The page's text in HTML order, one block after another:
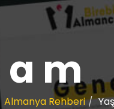
Almanya Rehberi